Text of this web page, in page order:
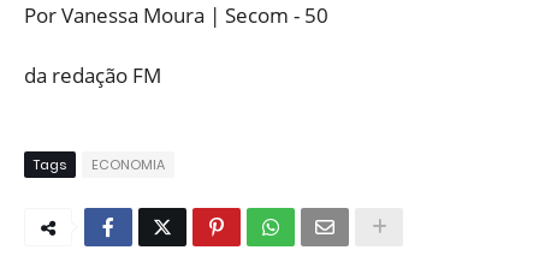
Por Vanessa Moura | Secom - 50
da redação FM
Tags ECONOMIA